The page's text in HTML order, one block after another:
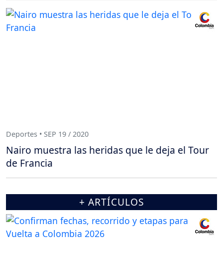
Deportes • SEP 19 / 2020
Nairo muestra las heridas que le deja el Tour
de Francia
+ ARTÍCULOS